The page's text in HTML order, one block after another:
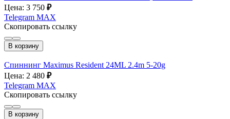
Цена: 3 750 ₽
Telegram MAX
Скопировать ссылку
В корзину
Спиннинг Maximus Resident 24ML 2.4m 5-20g
Цена: 2 480 ₽
Telegram MAX
Скопировать ссылку
В корзину